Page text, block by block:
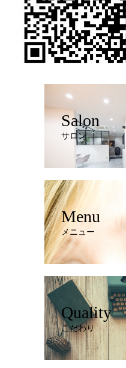
Salon
サロン
Menu
メニュー
Quality
こだわり